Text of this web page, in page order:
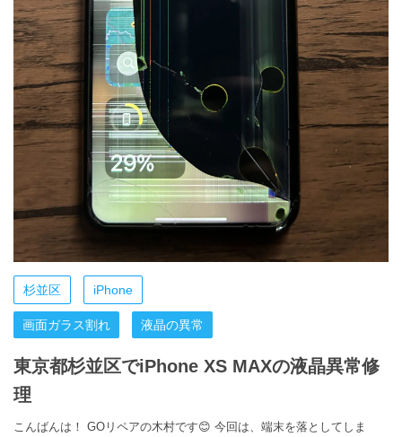
杉並区 iPhone
画面ガラス割れ 液晶の異常
東京都杉並区でiPhone XS MAXの液晶異常修
理
こんばんは！ GOリペアの木村です😊 今回は、端末を落としてしま